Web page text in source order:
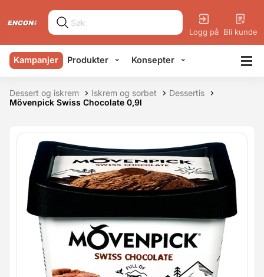
Logg på Bli kunde
Kampanjer Produkter Konsepter
Dessert og iskrem Iskrem og sorbet
Dessertis
Mövenpick Swiss Chocolate 0,9l